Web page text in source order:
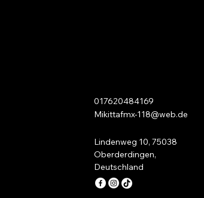
017620484169
Mikittafmx-118@web.de
Lindenweg 10, 75038
Oberderdingen,
Deutschland